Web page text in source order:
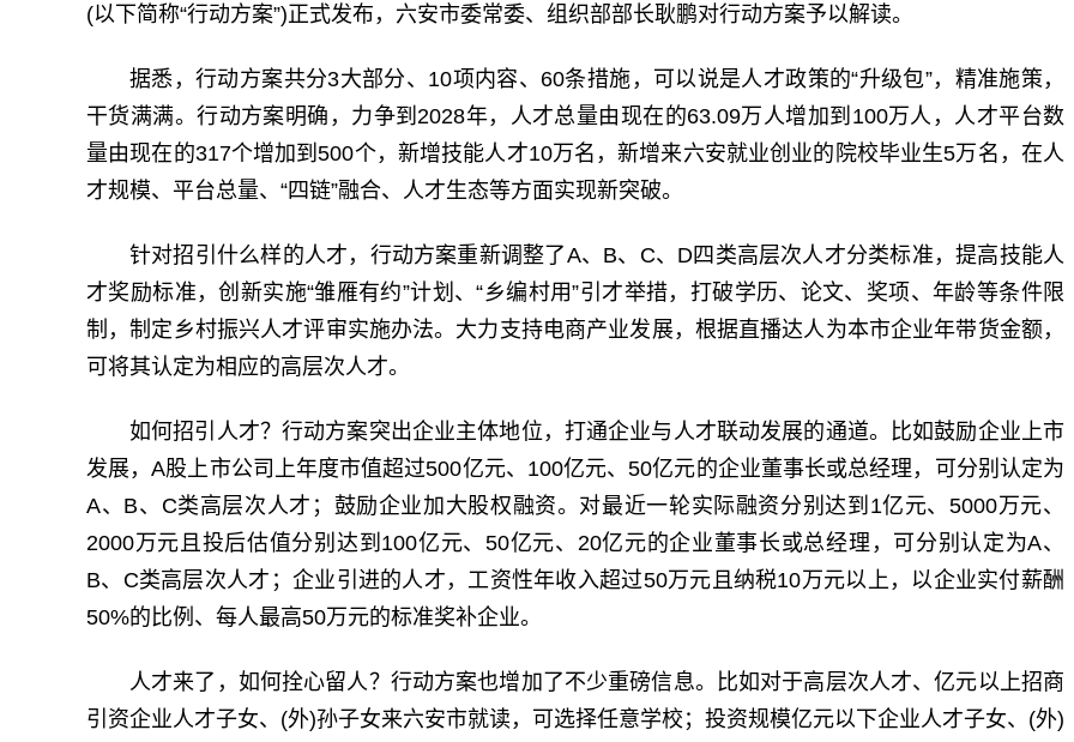
(以下简称“行动方案”)正式发布，六安市委常委、组织部部长耿鹏对行动方案予以解读。
据悉，行动方案共分3大部分、10项内容、60条措施，可以说是人才政策的“升级包”，精准施策，
干货满满。行动方案明确，力争到2028年，人才总量由现在的63.09万人增加到100万人，人才平台数
量由现在的317个增加到500个，新增技能人才10万名，新增来六安就业创业的院校毕业生5万名，在人
才规模、平台总量、“四链”融合、人才生态等方面实现新突破。
针对招引什么样的人才，行动方案重新调整了A、B、C、D四类高层次人才分类标准，提高技能人
才奖励标准，创新实施“雏雁有约”计划、“乡编村用”引才举措，打破学历、论文、奖项、年龄等条件限
制，制定乡村振兴人才评审实施办法。大力支持电商产业发展，根据直播达人为本市企业年带货金额，
可将其认定为相应的高层次人才。
如何招引人才？行动方案突出企业主体地位，打通企业与人才联动发展的通道。比如鼓励企业上市
发展，A股上市公司上年度市值超过500亿元、100亿元、50亿元的企业董事长或总经理，可分别认定为
A、B、C类高层次人才；鼓励企业加大股权融资。对最近一轮实际融资分别达到1亿元、5000万元、
2000万元且投后估值分别达到100亿元、50亿元、20亿元的企业董事长或总经理，可分别认定为A、
B、C类高层次人才；企业引进的人才，工资性年收入超过50万元且纳税10万元以上，以企业实付薪酬
50%的比例、每人最高50万元的标准奖补企业。
人才来了，如何拴心留人？行动方案也增加了不少重磅信息。比如对于高层次人才、亿元以上招商
引资企业人才子女、(外)孙子女来六安市就读，可选择任意学校；投资规模亿元以下企业人才子女、(外)